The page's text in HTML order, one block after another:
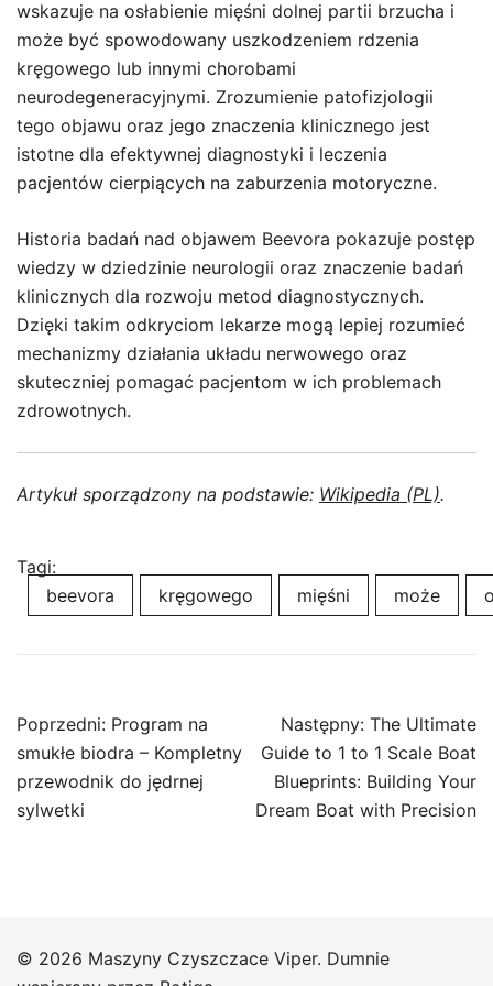
wskazuje na osłabienie mięśni dolnej partii brzucha i
może być spowodowany uszkodzeniem rdzenia
kręgowego lub innymi chorobami
neurodegeneracyjnymi. Zrozumienie patofizjologii
tego objawu oraz jego znaczenia klinicznego jest
istotne dla efektywnej diagnostyki i leczenia
pacjentów cierpiących na zaburzenia motoryczne.
Historia badań nad objawem Beevora pokazuje postęp
wiedzy w dziedzinie neurologii oraz znaczenie badań
klinicznych dla rozwoju metod diagnostycznych.
Dzięki takim odkryciom lekarze mogą lepiej rozumieć
mechanizmy działania układu nerwowego oraz
skuteczniej pomagać pacjentom w ich problemach
zdrowotnych.
Artykuł sporządzony na podstawie: Wikipedia (PL).
Tagi:
beevora
kręgowego mięśni może
Nawigacja
wpisu
Poprzedni: Program na
smukłe biodra – Kompletny
przewodnik do jędrnej
sylwetki
Następny: The Ultimate
Guide to 1 to 1 Scale Boat
Blueprints: Building Your
Dream Boat with Precision
© 2026 Maszyny Czyszczace Viper. Dumnie